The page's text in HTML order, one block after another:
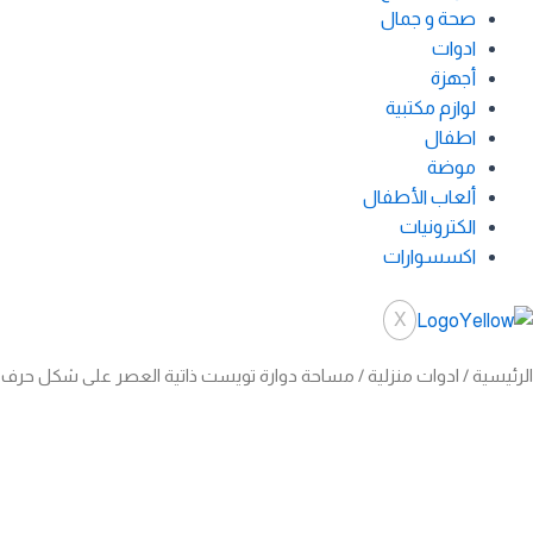
صحة و جمال
ادوات
أجهزة
لوازم مكتبية
اطفال
موضة
ألعاب الأطفال
الكترونيات
اكسسوارات
X
الرئيسية/ ادوات منزلية/ مساحة دوارة تويست ذاتية العصر على شكل